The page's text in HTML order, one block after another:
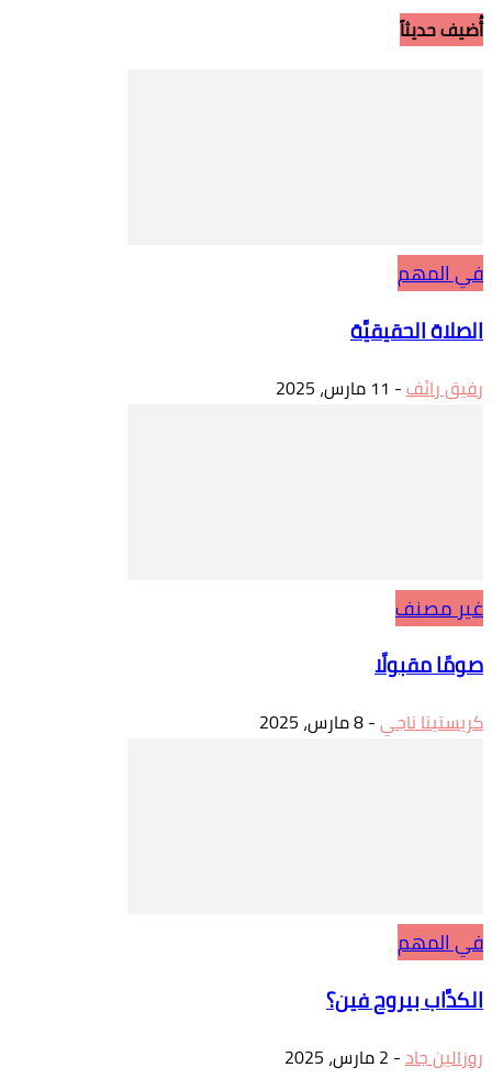
أُضيف حديثاً
في المهم
الصلاة الحقيقيَّة
رفيق رائف- 11 مارس، 2025
غير مصنف
صومًا مقبولًا
كريستينا ناجي-8 مارس، 2025
في المهم
الكدَّاب بيروح فين؟
روزالين جاد- 2 مارس، 2025